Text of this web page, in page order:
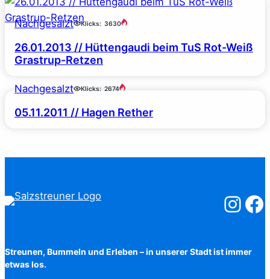
Nachgesalzt Klicks: 3630
26.01.2013 // Hüttengaudi beim TuS Rot-Weiß
Grastrup-Retzen
Nachgesalzt Klicks: 2674
05.11.2011 // Hagen Rether
Streunen, Bummeln und Erleben – in unserer Stadt ist immer
etwas los.